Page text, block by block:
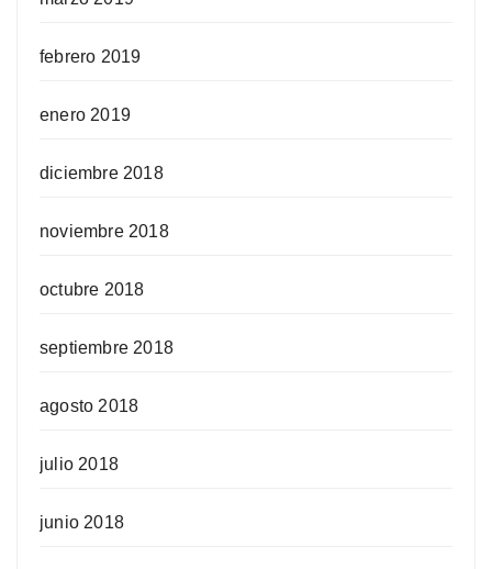
febrero 2019
enero 2019
diciembre 2018
noviembre 2018
octubre 2018
septiembre 2018
agosto 2018
julio 2018
junio 2018